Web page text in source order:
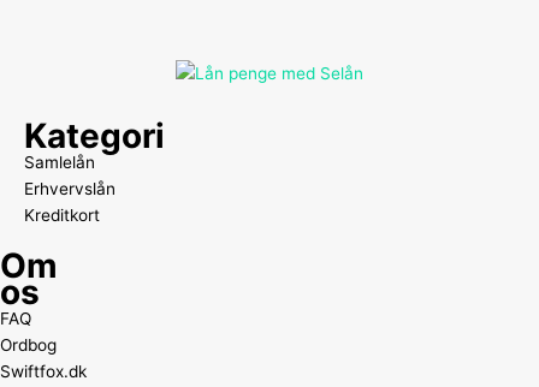
Kategori
Samlelån
Erhvervslån
Kreditkort
Om
os
FAQ
Ordbog
Swiftfox.dk